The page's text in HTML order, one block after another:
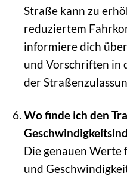
Straße kann zu
reduziertem
informiere dich
und Vorschriften in
der
Wo finde ich den
Die genauen Werte
und